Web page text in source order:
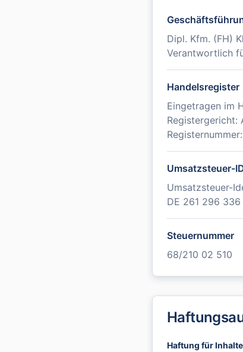
Dipl. Kfm. (FH)
Verantwortlich
Handelsregister
Eingetragen im
Registergericht:
Umsatzsteuer-
Umsatzsteuer-
DE 261 296 336
Steuernummer
68/210 02 510
Haftung für